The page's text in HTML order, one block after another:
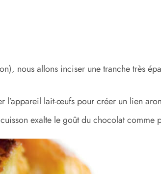
nous allons inciser une tranche très
l’appareil lait-œufs pour créer un lien
exalte le goût du chocolat comme